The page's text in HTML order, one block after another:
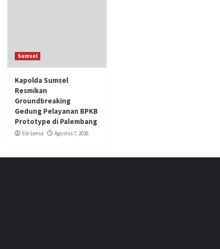
Sumsel
Kapolda Sumsel
Resmikan
Groundbreaking
Gedung Pelayanan BPKB
Prototype di Palembang
Edi Lensa Agustus 7, 2026